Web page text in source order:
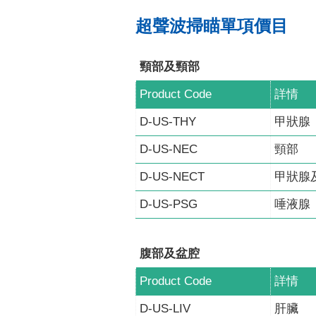
超聲波掃瞄單項價目
頸部及頸部
Product Code 詳情
D-US-THY 甲狀腺
D-US-NEC 頸部
D-US-NECT 甲狀腺
D-US-PSG 唾液腺
腹部及盆腔
Product Code 詳情
D-US-LIV 肝臟